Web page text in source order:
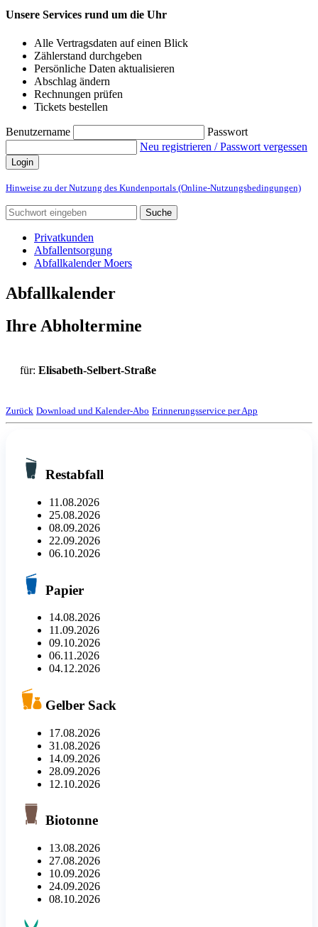
Unsere Services rund um die Uhr
Alle Vertragsdaten auf einen Blick
Zählerstand durchgeben
Persönliche Daten aktualisieren
Abschlag ändern
Rechnungen prüfen
Tickets bestellen
Benutzername
Passwort
Neu registrieren / Passwort vergessen
Login
Hinweise zu der Nutzung des Kundenportals (Online-Nutzungsbedingungen)
Suche
Privatkunden
Abfallentsorgung
Abfallkalender Moers
Abfallkalender
Ihre Abholtermine
für: Elisabeth-Selbert-Straße
Zurück Download und Kalender-Abo Erinnerungsservice per App
Restabfall
11.08.2026
25.08.2026
08.09.2026
22.09.2026
06.10.2026
Papier
14.08.2026
11.09.2026
09.10.2026
06.11.2026
04.12.2026
Gelber Sack
17.08.2026
31.08.2026
14.09.2026
28.09.2026
12.10.2026
Biotonne
13.08.2026
27.08.2026
10.09.2026
24.09.2026
08.10.2026